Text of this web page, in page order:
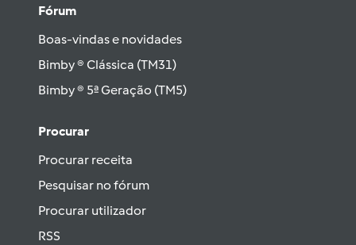
Fórum
Boas-vindas e novidades
Bimby ® Clássica (TM31)
Bimby ® 5ª Geração (TM5)
Procurar
Procurar receita
Pesquisar no fórum
Procurar utilizador
RSS